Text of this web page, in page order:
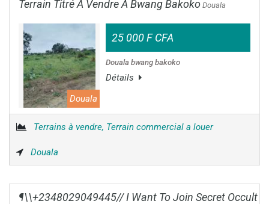
Terrain Titré À Vendre À Bwang Bakoko Douala
Douala
25 000 F CFA
Douala bwang bakoko
Détails
Terrains à vendre, Terrain commercial a louer
Douala
¶\\+2348029049445// I Want To Join Secret Occult